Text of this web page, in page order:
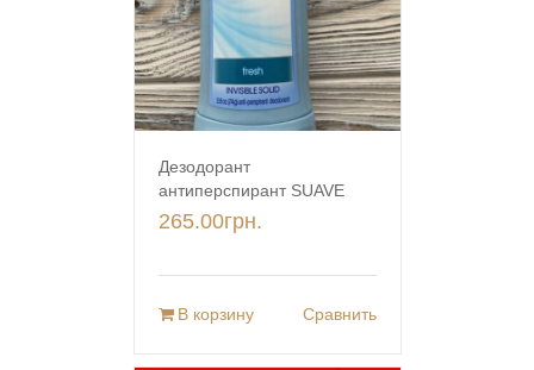
Дезодорант
антиперспирант SUAVE
265.00грн.
В корзину Сравнить